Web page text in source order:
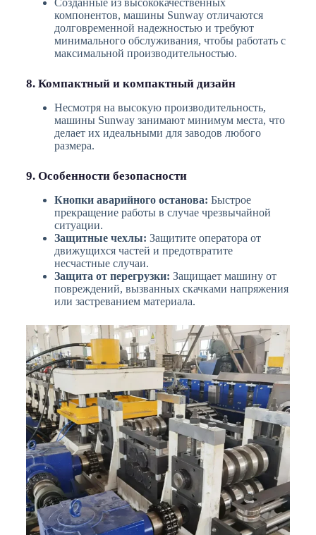
компонентов, машины Sunway отличаются
долговременной надежностью и требуют
минимального обслуживания, чтобы работать с
максимальной производительностью.
8. Компактный и компактный дизайн
Несмотря на высокую производительность,
машины Sunway занимают минимум места, что
делает их идеальными для заводов любого
размера.
9. Особенности безопасности
Кнопки аварийного останова: Быстрое
прекращение работы в случае чрезвычайной
ситуации.
Защитные чехлы: Защитите оператора от
движущихся частей и предотвратите
несчастные случаи.
Защита от перегрузки: Защищает машину от
повреждений, вызванных скачками напряжения
или застреванием материала.